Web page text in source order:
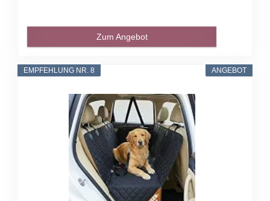
Zum Angebot
ANGEBOT
EMPFEHLUNG NR. 8